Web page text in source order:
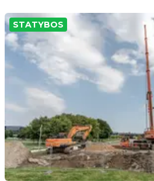
STATYBOS